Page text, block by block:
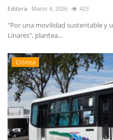
Editora Marzo 4, 2026 423
"Por una movilidad sustentable y
Linares", plantea...
Crónica